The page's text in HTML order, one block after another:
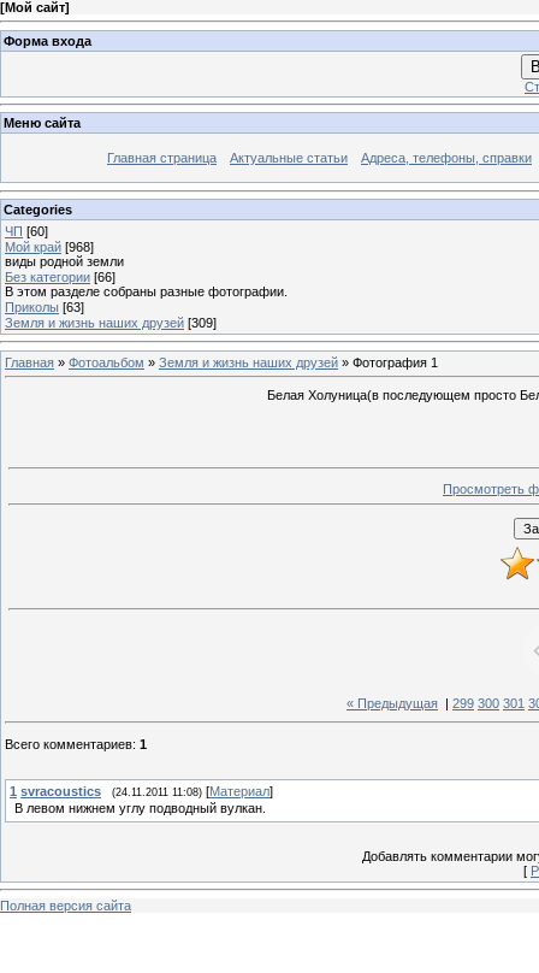
[Мой сайт]
Форма входа
Меню сайта
Главная страница Актуальные статьи Адреса, телефоны, справки
Categories
ЧП [60]
Мой край [968]
виды родной земли
Без категории [66]
В этом разделе собраны разные фотографии.
Приколы [63]
Земля и жизнь наших друзей [309]
Главная » Фотоальбом » Земля и жизнь наших друзей » Фотография 1
Белая Холуница(в последующем просто
Просмотреть
« Предыдущая 299 300 301
Всего комментариев: 1
1 svracoustics (24.11.2011 11:08) [Материал]
В левом нижнем углу подводный вулкан.
Добавлять комментарии
[
Полная версия сайта